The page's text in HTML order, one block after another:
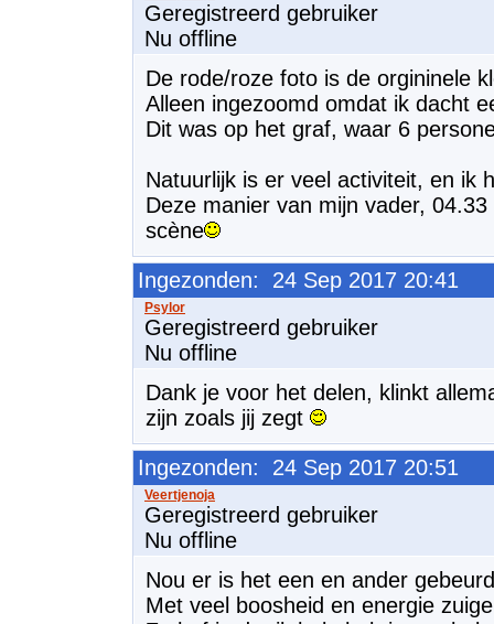
Geregistreerd gebruiker
Nu offline
De rode/roze foto is de orgininele
Alleen ingezoomd omdat ik dacht
Dit was op het graf, waar 6
Natuurlijk is er veel activiteit, en ik
Deze manier van mijn vader,
scène
Ingezonden: 24 Sep 2017 20:41
Geregistreerd gebruiker
Nu offline
Dank je voor het delen, klinkt
zijn zoals jij zegt
Ingezonden: 24 Sep 2017 20:51
Geregistreerd gebruiker
Nu offline
Nou er is het een en ander
Met veel boosheid en energie